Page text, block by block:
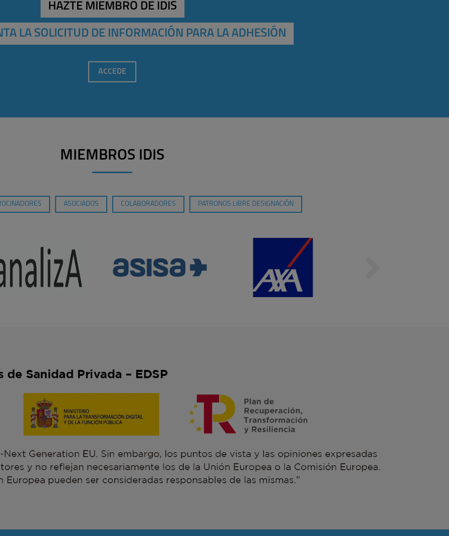
HAZTE MIEMBRO DE IDIS
LA SOLICITUD DE INFORMACIÓN PARA LA ADHESIÓN
ACCEDE
MIEMBROS IDIS
ASOCIADOS COLABORADORES PATRONOS LIBRE DESIGNACIÓN